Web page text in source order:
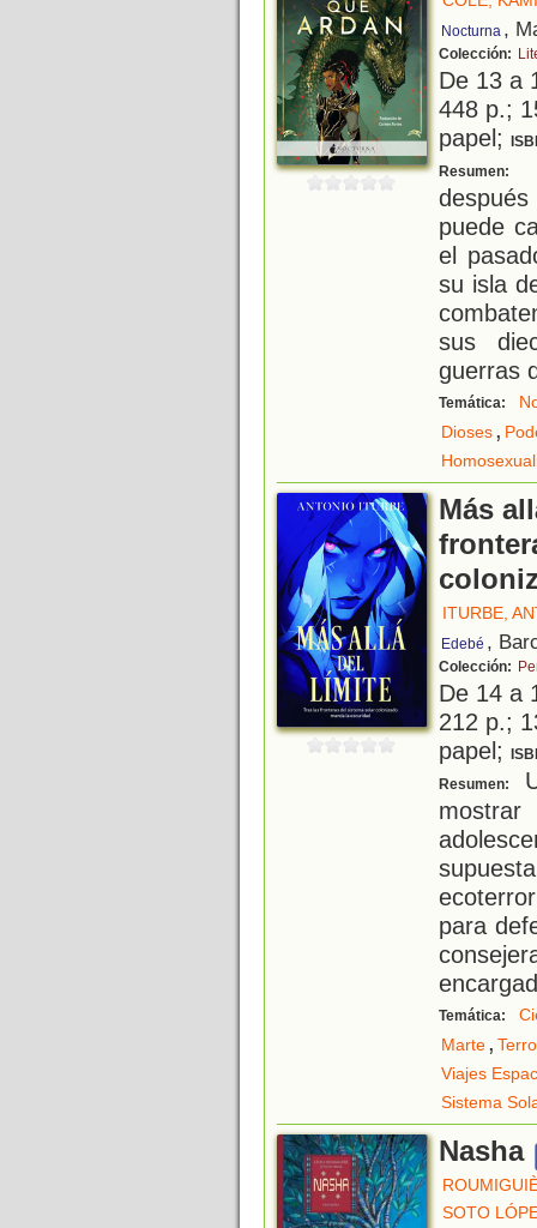
Nocturna ,
Colección:
De 13 a
448 p.;
papel;
Resumen:
puede
el
su isla
sus
guerras
Temática:
Dioses,
Más
ITURBE,
Edebé ,
Colección:
De 14 a
212 p.;
papel;
Resumen:
para
Temática:
Marte,
Viajes
Sistema
Nasha
SOTO